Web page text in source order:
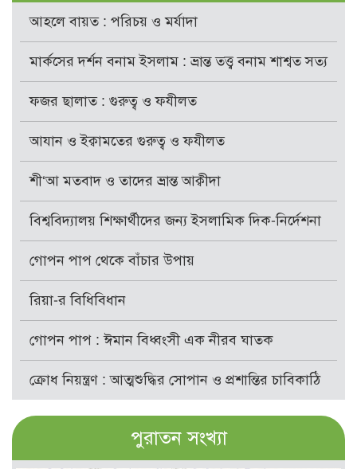
আহলে বায়ত : পরিচয় ও মর্যাদা
মার্কসের দর্শন বনাম ইসলাম : ভ্রান্ত তত্ত্ব বনাম শাশ্বত সত্য
ফজর ছালাত : গুরুত্ব ও ফযীলত
আযান ও ইক্বামতের গুরুত্ব ও ফযীলত
শী‘আ মতবাদ ও তাদের ভ্রান্ত আক্বীদা
বিশ্ববিদ্যালয় শিক্ষার্থীদের জন্য ইসলামিক দিক-নির্দেশনা
গোপন পাপ থেকে বাঁচার উপায়
রিয়া-র বিধিবিধান
গোপন পাপ : ঈমান বিধ্বংসী এক নীরব ঘাতক
ক্রোধ নিয়ন্ত্রণ : আত্মশুদ্ধির সোপান ও প্রশান্তির চাবিকাঠি
পুরাতন সংখ্যা